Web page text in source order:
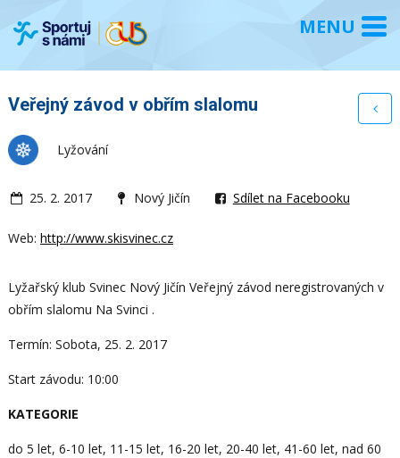
Veřejný závod v obřím slalomu
Lyžování
25. 2. 2017 Nový Jičín Sdílet na Facebooku
Web: http://www.skisvinec.cz
Lyžařský klub Svinec Nový Jičín Veřejný závod neregistrovaných v
obřím slalomu Na Svinci .
Termín: Sobota, 25. 2. 2017
Start závodu: 10:00
KATEGORIE
do 5 let, 6-10 let, 11-15 let, 16-20 let, 20-40 let, 41-60 let, nad 60